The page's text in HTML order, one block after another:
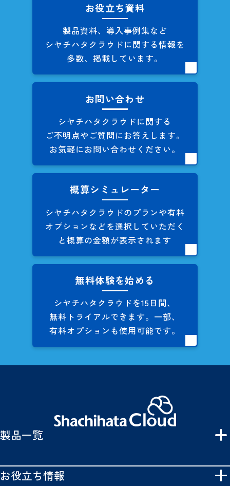
お役立ち資料
製品資料、導入事例集など
シヤチハタクラウドに関する情報を
多数、掲載しています。
お問い合わせ
シヤチハタクラウドに関する
ご不明点やご質問にお答えします。
お気軽にお問い合わせください。
概算シミュレーター
シヤチハタクラウドのプランや有料
オプションなどを選択していただく
と概算の金額が表示されます
無料体験を始める
シヤチハタクラウドを15日間、
無料トライアルできます。 一部、
有料オプションも使用可能です。
製品一覧
お役立ち情報